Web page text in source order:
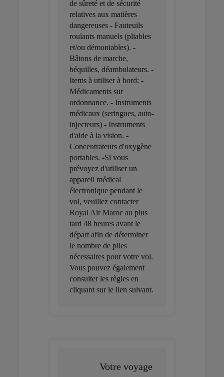
de sûreté et de sécurité
relatives aux matières
dangereuses - Fauteuils
roulants manuels (pliables
et/ou démontables). -
Bâtons de marche,
béquilles, déambulateurs. -
Items à utiliser à bord: -
Médicaments sur
ordonnance. - Instruments
médicaux (seringues, auto-
injecteurs) - Instruments
d'aide à la vision. -
Concentrateurs d'oxygène
portables. -Si vous
prévoyez d'utiliser un
appareil médical
électronique pendant le
vol, veuillez contacter
Royal Air Maroc au plus
tard 48 heures avant le
départ afin de déterminer
le nombre de piles
nécessaires pour votre vol.
Vous pouvez également
consulter les règles en
cliquant sur le lien suivant.
Votre voyage